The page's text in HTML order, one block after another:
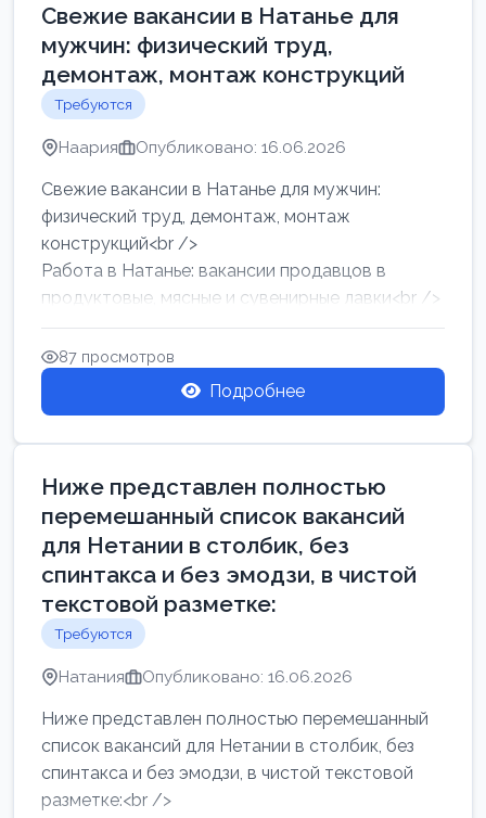
Свежие вакансии в Натанье для
мужчин: физический труд,
демонтаж, монтаж конструкций
Требуются
Наария Опубликовано: 16.06.2026
Свежие вакансии в Натанье для мужчин:
физический труд, демонтаж, монтаж
конструкций<br />
Работа в Натанье: вакансии продавцов в
продуктовые, мясные и сувенирные лавки<br />
Разнорабочий на сборку м...
87 просмотров
Подробнее
Ниже представлен полностью
перемешанный список вакансий
для Нетании в столбик, без
спинтакса и без эмодзи, в чистой
текстовой разметке:
Требуются
Натания Опубликовано: 16.06.2026
Ниже представлен полностью перемешанный
список вакансий для Нетании в столбик, без
спинтакса и без эмодзи, в чистой текстовой
разметке:<br />